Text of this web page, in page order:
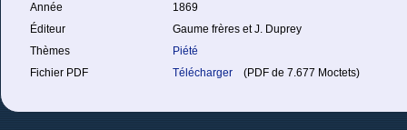
Année
1869
Éditeur
Gaume frères et J. Duprey
Thèmes
Piété
Fichier PDF
Télécharger (PDF de 7.677 Moctets)